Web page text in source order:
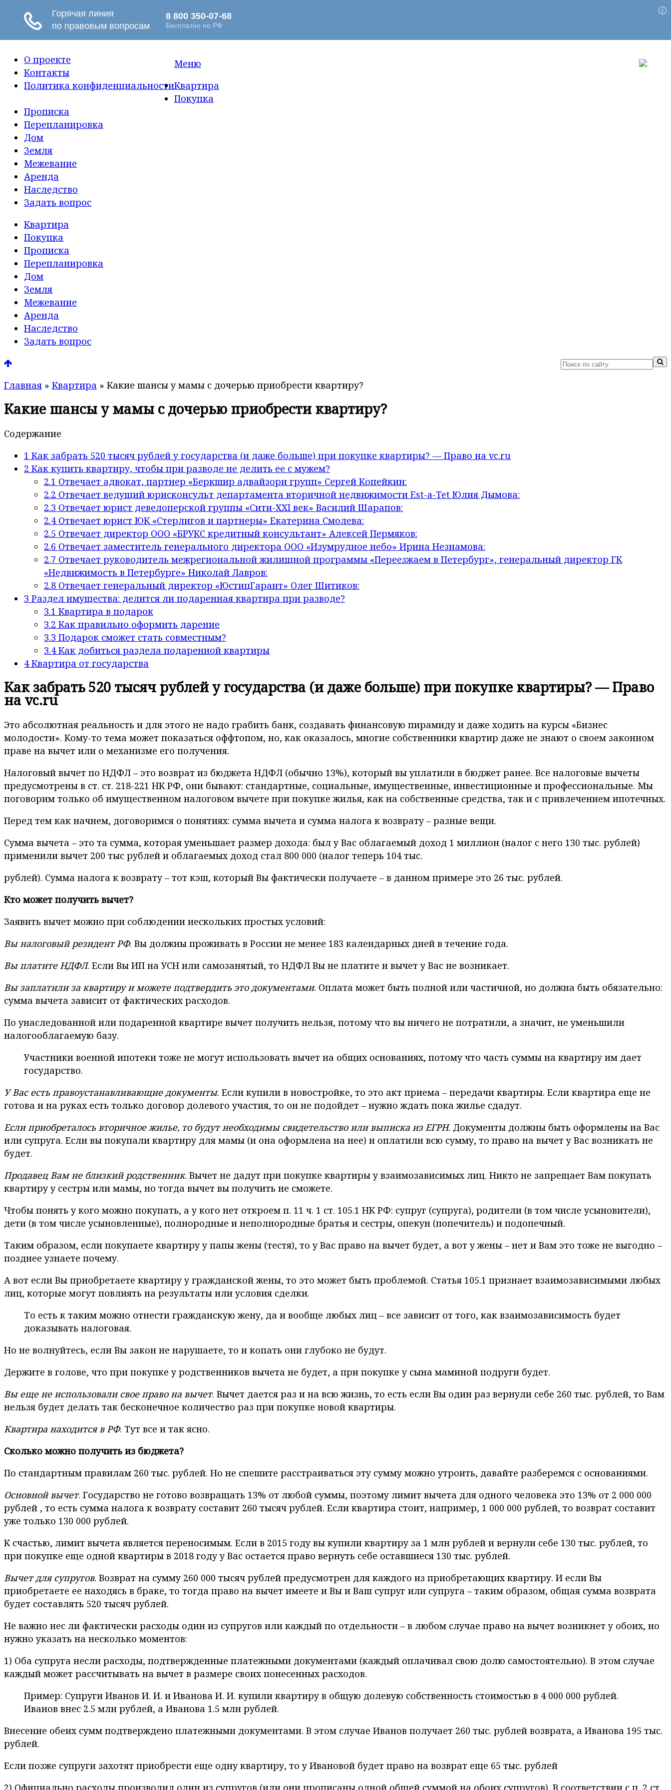
О проекте
Контакты
Политика конфиденциальности
Меню
Квартира
Покупка
Прописка
Перепланировка
Дом
Земля
Межевание
Аренда
Наследство
Задать вопрос
Квартира
Покупка
Прописка
Перепланировка
Дом
Земля
Межевание
Аренда
Наследство
Задать вопрос
Главная » Квартира » Какие шансы у мамы с дочерью приобрести квартиру?
Какие шансы у мамы с дочерью приобрести квартиру?
Содержание
1 Как забрать 520 тысяч рублей у государства (и даже больше) при покупке квартиры? — Право на vc.ru
2 Как купить квартиру, чтобы при разводе не делить ее с мужем?
2.1 Отвечает адвокат, партнер «Беркшир адвайзори групп» Сергей Копейкин:
2.2 Отвечает ведущий юрисконсульт департамента вторичной недвижимости Est-a-Tet Юлия Дымова:
2.3 Отвечает юрист девелоперской группы «Сити-XXI век» Василий Шарапов:
2.4Отвечает юрист ЮК «Стерлигов и партнеры» Екатерина Смолева:
2.5 Отвечает директор ООО «БРУКС кредитный консультант» Алексей Пермяков:
2.6 Отвечает заместитель генерального директора ООО «Изумрудное небо» Ирина Незнамова:
2.7 Отвечает руководитель межрегиональной жилищной программы «Переезжаем в Петербург», генеральный директор ГК
«Недвижимость в Петербурге» Николай Лавров:
2.8 Отвечает генеральный директор «ЮстицГарант» Олег Шитиков:
3 Раздел имущества: делится ли подаренная квартира при разводе?
3.1 Квартира в подарок
3.2 Как правильно оформить дарение
3.3 Подарок сможет стать совместным?
3.4Как добиться раздела подаренной квартиры
4Квартира от государства
Как забрать 520 тысяч рублей у государства (и даже больше) при покупке квартиры? — Право
на vc.ru
Это абсолютная реальность и для этого не надо грабить банк, создавать финансовую пирамиду и даже ходить на курсы «Бизнес
молодости». Кому-то тема может показаться оффтопом, но, как оказалось, многие собственники квартир даже не знают о своем законном
праве на вычет или о механизме его получения.
Налоговый вычет по НДФЛ – это возврат из бюджета НДФЛ (обычно 13%), который вы уплатили в бюджет ранее. Все налоговые вычеты
предусмотрены в ст. ст. 218-221 НК РФ, они бывают: стандартные, социальные, имущественные, инвестиционные и профессиональные. Мы
поговорим только об имущественном налоговом вычете при покупке жилья, как на собственные средства, так и с привлечением ипотечных.
Перед тем как начнем, договоримся о понятиях: сумма вычета и сумма налога к возврату – разные вещи.
Сумма вычета – это та сумма, которая уменьшает размер дохода: был у Вас облагаемый доход 1 миллион (налог с него 130 тыс. рублей)
применили вычет 200 тыс рублей и облагаемых доход стал 800 000 (налог теперь 104 тыс.
рублей). Сумма налога к возврату – тот кэш, который Вы фактически получаете – в данном примере это 26 тыс. рублей.
Кто может получить вычет?
Заявить вычет можно при соблюдении нескольких простых условий:
Вы налоговый резидент РФ. Вы должны проживать в России не менее 183 календарных дней в течение года.
Вы платите НДФЛ. Если Вы ИП на УСН или самозанятый, то НДФЛ Вы не платите и вычет у Вас не возникает.
Вы заплатили за квартиру и можете подтвердить это документами. Оплата может быть полной или частичной, но должна быть обязательно:
сумма вычета зависит от фактических расходов.
По унаследованной или подаренной квартире вычет получить нельзя, потому что вы ничего не потратили, а значит, не уменьшили
налогооблагаемую базу.
Участники военной ипотеки тоже не могут использовать вычет на общих основаниях, потому что часть суммы на квартиру им дает
государство.
У Вас есть правоустанавливающие документы. Если купили в новостройке, то это акт приема – передачи квартиры. Если квартира еще не
готова и на руках есть только договор долевого участия, то он не подойдет – нужно ждать пока жилье сдадут.
Если приобреталось вторичное жилье, то будут необходимы свидетельство или выписка из ЕГРН. Документы должны быть оформлены на Вас
или супруга. Если вы покупали квартиру для мамы (и она оформлена на нее) и оплатили всю сумму, то право на вычет у Вас возникать не
будет.
Продавец Вам не близкий родственник. Вычет не дадут при покупке квартиры у взаимозависимых лиц. Никто не запрещает Вам покупать
квартиру у сестры или мамы, но тогда вычет вы получить не сможете.
Чтобы понять у кого можно покупать, а у кого нет откроем п. 11 ч. 1 ст. 105.1 НК РФ: супруг (супруга), родители (в том числе усыновители),
дети (в том числе усыновленные), полнородные и неполнородные братья и сестры, опекун (попечитель) и подопечный.
Таким образом, если покупаете квартиру у папы жены (тестя), то у Вас право на вычет будет, а вот у жены – нет и Вам это тоже не выгодно –
позднее узнаете почему.
А вот если Вы приобретаете квартиру у гражданской жены, то это может быть проблемой. Статья 105.1 признает взаимозависимыми любых
лиц, которые могут повлиять на результаты или условия сделки.
То есть к таким можно отнести гражданскую жену, да и вообще любых лиц – все зависит от того, как взаимозависимость будет
доказывать налоговая.
Но не волнуйтесь, если Вы закон не нарушаете, то и копать они глубоко не будут.
Держите в голове, что при покупке у родственников вычета не будет, а при покупке у сына маминой подруги будет.
Вы еще не использовали свое право на вычет. Вычет дается раз и на всю жизнь, то есть если Вы один раз вернули себе 260 тыс. рублей, то Вам
нельзя будет делать так бесконечное количество раз при покупке новой квартиры.
Квартира находится в РФ. Тут все и так ясно.
Сколько можно получить из бюджета?
По стандартным правилам 260 тыс. рублей. Но не спешите расстраиваться эту сумму можно утроить, давайте разберемся с основаниями.
Основной вычет. Государство не готово возвращать 13% от любой суммы, поэтому лимит вычета для одного человека это 13% от 2 000 000
рублей , то есть сумма налога к возврату составит 260 тысяч рублей. Если квартира стоит, например, 1 000 000 рублей, то возврат составит
уже только 130 000 рублей.
К счастью, лимит вычета является переносимым. Если в 2015 году вы купили квартиру за 1 млн рублей и вернули себе 130 тыс. рублей, то
при покупке еще одной квартиры в 2018 году у Вас остается право вернуть себе оставшиеся 130 тыс. рублей.
Вычет для супругов. Возврат на сумму 260 000 тысяч рублей предусмотрен для каждого из приобретающих квартиру. И если Вы
приобретаете ее находясь в браке, то тогда право на вычет имеете и Вы и Ваш супруг или супруга – таким образом, общая сумма возврата
будет составлять 520 тысяч рублей.
Не важно нес ли фактически расходы один из супругов или каждый по отдельности – в любом случае право на вычет возникнет у обоих, но
нужно указать на несколько моментов:
1) Оба супруга несли расходы, подтвержденные платежными документами (каждый оплачивал свою долю самостоятельно). В этом случае
каждый может рассчитывать на вычет в размере своих понесенных расходов.
Пример: Супруги Иванов И. И. и Иванова И. И. купили квартиру в общую долевую собственность стоимостью в 4 000 000 рублей.
Иванов внес 2.5 млн рублей, а Иванова 1.5 млн рублей.
Внесение обеих сумм подтверждено платежными документами. В этом случае Иванов получает 260 тыс. рублей возврата, а Иванова 195 тыс.
рублей.
Если позже супруги захотят приобрести еще одну квартиру, то у Ивановой будет право на возврат еще 65 тыс. рублей
2) Официально расходы производил один из супругов (или они прописаны одной общей суммой на обоих супругов). В соответствии с п. 2 ст.